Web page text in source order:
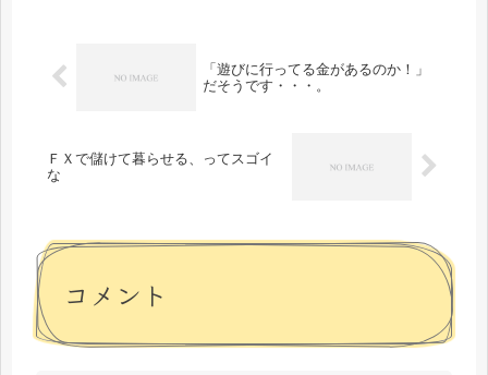
「遊びに行ってる金があるのか！」
だそうです・・・。
ＦＸで儲けて暮らせる、ってスゴイ
な
コメント